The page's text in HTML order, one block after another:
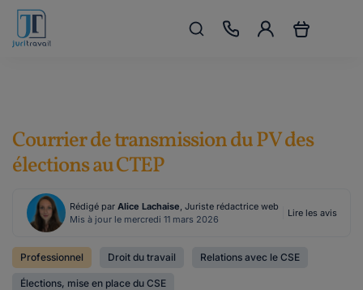
Courrier de transmission du PV des
élections au CTEP
Rédigé par Alice Lachaise, Juriste rédactrice web
Mis à jour le mercredi 11 mars 2026
Lire les avis
Professionnel Droit du travail Relations avec le CSE
Élections, mise en place du CSE